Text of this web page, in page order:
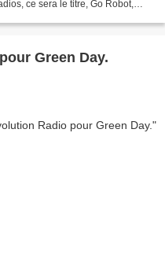
ce sera le titre, Go Robot,
Green Day.